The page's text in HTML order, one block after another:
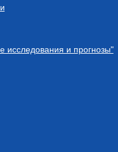
исследования и прогнозы"